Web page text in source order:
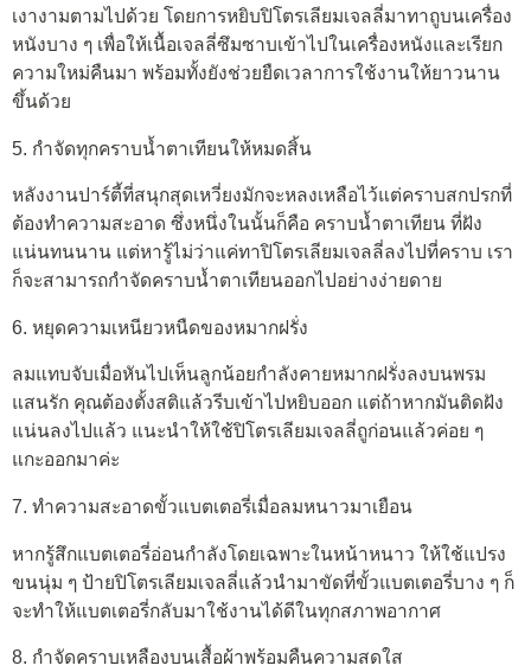
เงางามตามไปด้วย โดยการหยิบปิโตรเลียมเจลลี่มาทาถูบนเครื่อง
หนังบาง ๆ เพื่อให้เนื้อเจลลี่ซึมซาบเข้าไปในเครื่องหนังและเรียก
ความใหม่คืนมา พร้อมทั้งยังช่วยยืดเวลาการใช้งานให้ยาวนาน
ขึ้นด้วย
5. กำจัดทุกคราบน้ำตาเทียนให้หมดสิ้น
หลังงานปาร์ตี้ที่สนุกสุดเหวี่ยงมักจะหลงเหลือไว้แต่คราบสกปรกที่
ต้องทำความสะอาด ซึ่งหนึ่งในนั้นก็คือ คราบน้ำตาเทียน ที่ฝัง
แน่นทนนาน แต่หารู้ไม่ว่าแค่ทาปิโตรเลียมเจลลี่ลงไปที่คราบ เรา
ก็จะสามารถกำจัดคราบน้ำตาเทียนออกไปอย่างง่ายดาย
6. หยุดความเหนียวหนืดของหมากฝรั่ง
ลมแทบจับเมื่อหันไปเห็นลูกน้อยกำลังคายหมากฝรั่งลงบนพรม
แสนรัก คุณต้องตั้งสติแล้วรีบเข้าไปหยิบออก แต่ถ้าหากมันติดฝัง
แน่นลงไปแล้ว แนะนำให้ใช้ปิโตรเลียมเจลลี่ถูก่อนแล้วค่อย ๆ
แกะออกมาค่ะ
7. ทำความสะอาดขั้วแบตเตอรี่เมื่อลมหนาวมาเยือน
หากรู้สึกแบตเตอรี่อ่อนกำลังโดยเฉพาะในหน้าหนาว ให้ใช้แปรง
ขนนุ่ม ๆ ป้ายปิโตรเลียมเจลลี่แล้วนำมาขัดที่ขั้วแบตเตอรี่บาง ๆ ก็
จะทำให้แบตเตอรี่กลับมาใช้งานได้ดีในทุกสภาพอากาศ
8. กำจัดคราบเหลืองบนเสื้อผ้าพร้อมคืนความสดใส